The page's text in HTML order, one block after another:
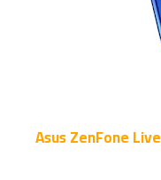
اسوس زين فون Asus ZenFone Live